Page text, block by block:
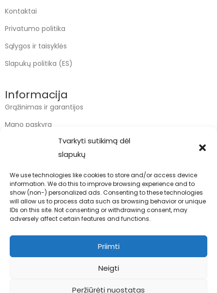
Tvarkyti sutikimą dėl
slapukų
We use technologies like cookies to store and/or access device
information. We do this to improve browsing experience and to
show (non-) personalized ads. Consenting to these technologies
will allow us to process data such as browsing behavior or unique
IDs on this site. Not consenting or withdrawing consent, may
adversely affect certain features and functions.
Priimti
Neigti
Peržiūrėti nuostatas
Kontaktai
Privatumo politika
Sąlygos ir taisyklės
Slapukų politika (ES)
Informacija
Grąžinimas ir garantijos
Mano paskyra
Kontaktai
info@bodyfoodas.lt
+370 600 77017
Visos teisės saugomos © Bodyfoodas.lt 2026